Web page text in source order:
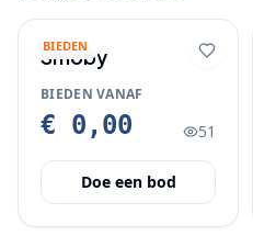
BIEDEN
Smoby
BIEDEN VANAF
€ 0,00 51
Doe een bod